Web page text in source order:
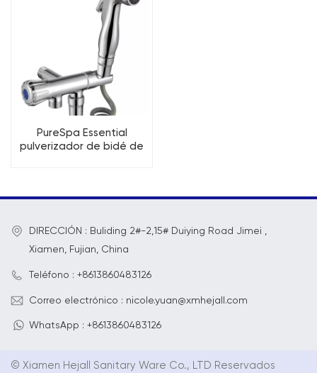
PureSpa Essential
pulverizador de bidé de
DIRECCIÓN : Buliding 2#-2,15# Duiying Road Jimei ,
Xiamen, Fujian, China
Teléfono : +8613860483126
Correo electrónico : nicole.yuan@xmhejall.com
WhatsApp : +8613860483126
© Xiamen Hejall Sanitary Ware Co., LTD Reservados